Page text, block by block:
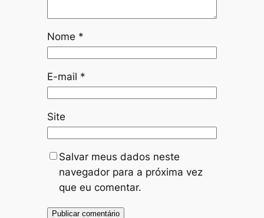
Nome *
E-mail *
Site
Salvar meus dados neste
navegador para a próxima vez
que eu comentar.